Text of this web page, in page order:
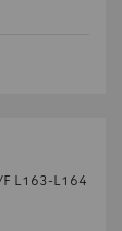
F L163-L164